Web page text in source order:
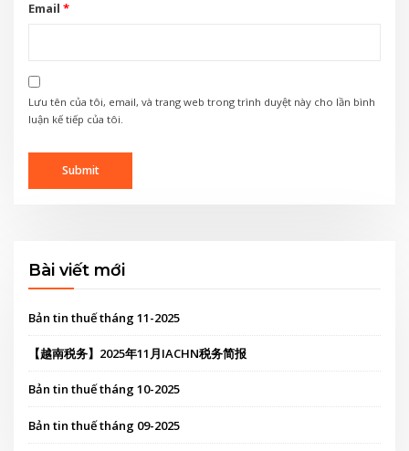
Email *
Lưu tên của tôi, email, và trang web trong trình duyệt này cho lần bình
luận kế tiếp của tôi.
Bài viết mới
Bản tin thuế tháng 11-2025
【越南税务】2025年11月IACHN税务简报
Bản tin thuế tháng 10-2025
Bản tin thuế tháng 09-2025